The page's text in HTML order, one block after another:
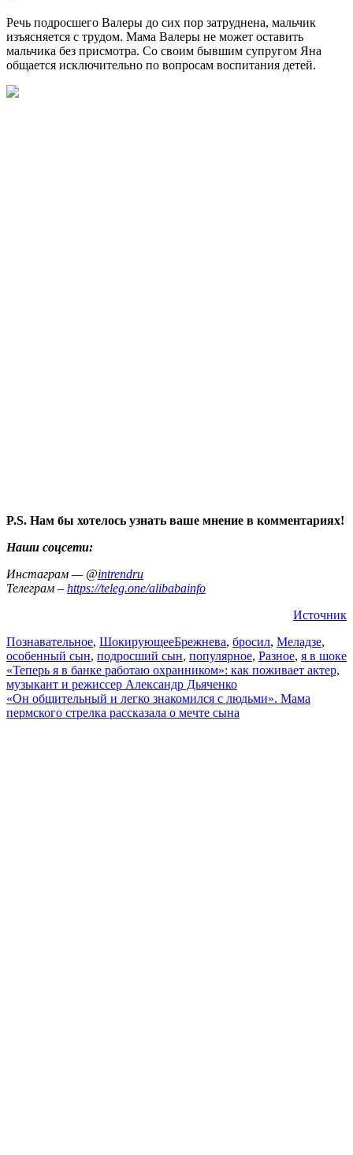
Речь подросшего Валеры до сих пор затруднена, мальчик
изъясняется с трудом. Мама Валеры не может оставить
мальчика без присмотра. Со своим бывшим супругом Яна
общается исключительно по вопросам воспитания детей.
P.S. Нам бы хотелось узнать ваше мнение в комментариях!
Наши соцсети:
Инстаграм — @intrendru
Телеграм – https://teleg.one/alibabainfo
Источник
Познавательное, ШокирующееБрежнева, бросил, Меладзе,
особенный сын, подросший сын, популярное, Разное, я в шоке
Навигация
по
записям
«Теперь я в банке работаю охранником»: как поживает актер,
музыкант и режиссер Александр Дьяченко
«Он общительный и легко знакомился с людьми». Мама
пермского стрелка рассказала о мечте сына